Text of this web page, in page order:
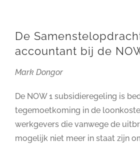
De
accountant bij de
Mark Dongor
De NOW 1 subsidieregeling is
tegemoetkoming in de
werkgevers die vanwege de
mogelijk niet meer in staat zijn